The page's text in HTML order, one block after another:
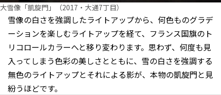
大雪像「凱旋門」（2017・大通7丁目）
雪像の白さを強調したライトアップから、何色ものグラデ
ーションを楽しむライトアップを経て、フランス国旗のト
リコロールカラーへと移り変わります。思わず、何度も見
入ってしまう色彩の美しさとともに、雪の白さを強調する
無色のライトアップとそれによる影が、本物の凱旋門と見
紛うほどです。